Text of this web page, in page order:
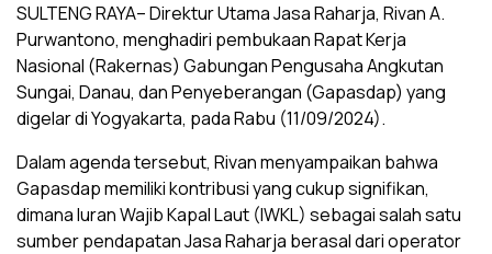
SULTENG RAYA– Direktur Utama Jasa Raharja, Rivan A.
Purwantono, menghadiri pembukaan Rapat Kerja
Nasional (Rakernas) Gabungan Pengusaha Angkutan
Sungai, Danau, dan Penyeberangan (Gapasdap) yang
digelar di Yogyakarta, pada Rabu (11/09/2024).
Dalam agenda tersebut, Rivan menyampaikan bahwa
Gapasdap memiliki kontribusi yang cukup signifikan,
dimana Iuran Wajib Kapal Laut (IWKL) sebagai salah satu
sumber pendapatan Jasa Raharja berasal dari operator